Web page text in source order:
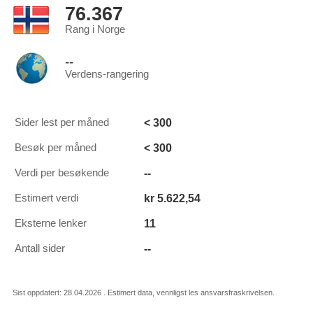
76.367
Rang i Norge
--
Verdens-rangering
Sider lest per måned < 300
Besøk per måned < 300
Verdi per besøkende --
Estimert verdi kr 5.622,54
Eksterne lenker 11
Antall sider --
Sist oppdatert: 28.04.2026 . Estimert data, vennligst les ansvarsfraskrivelsen.